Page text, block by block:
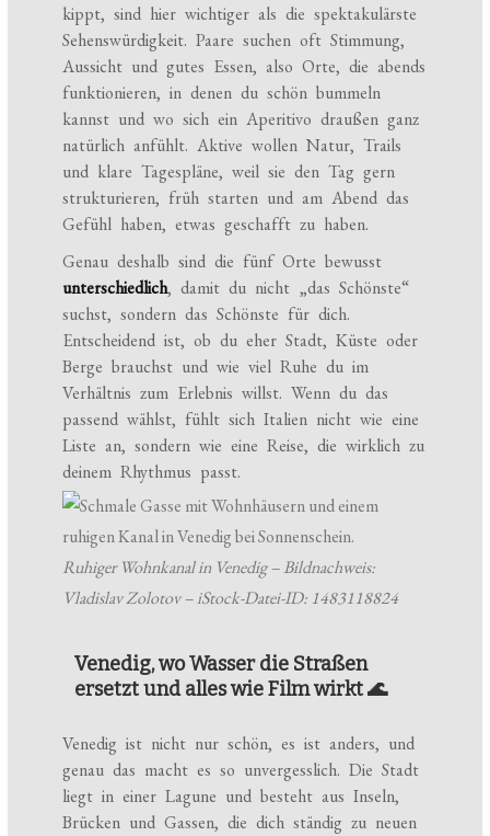
kippt, sind hier wichtiger als die spektakulärste
Sehenswürdigkeit. Paare suchen oft Stimmung,
Aussicht und gutes Essen, also Orte, die abends
funktionieren, in denen du schön bummeln
kannst und wo sich ein Aperitivo draußen ganz
natürlich anfühlt. Aktive wollen Natur, Trails
und klare Tagespläne, weil sie den Tag gern
strukturieren, früh starten und am Abend das
Gefühl haben, etwas geschafft zu haben.
Genau deshalb sind die fünf Orte bewusst
unterschiedlich, damit du nicht „das Schönste“
suchst, sondern das Schönste für dich.
Entscheidend ist, ob du eher Stadt, Küste oder
Berge brauchst und wie viel Ruhe du im
Verhältnis zum Erlebnis willst. Wenn du das
passend wählst, fühlt sich Italien nicht wie eine
Liste an, sondern wie eine Reise, die wirklich zu
deinem Rhythmus passt.
Ruhiger Wohnkanal in Venedig – Bildnachweis:
Vladislav Zolotov – iStock-Datei-ID: 1483118824
Venedig, wo Wasser die Straßen
ersetzt und alles wie Film wirkt 🌊
Venedig ist nicht nur schön, es ist anders, und
genau das macht es so unvergesslich. Die Stadt
liegt in einer Lagune und besteht aus Inseln,
Brücken und Gassen, die dich ständig zu neuen